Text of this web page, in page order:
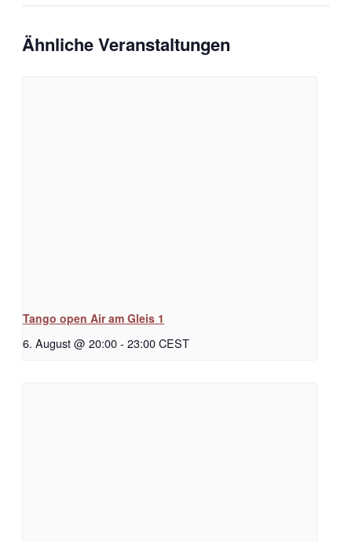
Ähnliche Veranstaltungen
Tango open Air am Gleis 1
6. August @ 20:00- 23:00CEST